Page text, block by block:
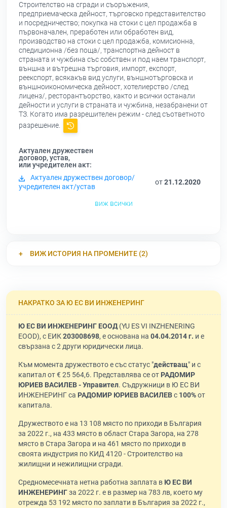
Строителство на сгради и съоръжения,
предприемаческа дейност, търговско представителство
и посредничество; покупка на стоки с цел продажба в
първоначален, преработен или обработен вид,
производство на стоки с цел продажба, комисионна,
спедиционна /без поща/, транспортна дейност в
страната и чужбина със собствен и под наем транспорт,
външна и вътрешна търговия, импорт, експорт,
реекспорт, всякакъв вид услуги, външнотърговска и
външноикономическа дейност, хотелиерство /след
лиценз/, ресторантъорство, както и всички останали
дейности и услуги в страната и чужбина, незабранени от
ТЗ. Когато има разрешителен режим - след съответното
разрешение.
Актуален дружествен
договор, устав,
или учредителен акт:
Актуален дружествен договор/
учредителен акт/устав
от21.12.2020
виж всички
ВИЖ ИСТОРИЯ НА ПРОМЕНИТЕ (2)
НАКРАТКО ЗА Ю ЕС ВИ ИНЖЕНЕРИНГ
Ю ЕС ВИ ИНЖЕНЕРИНГ ЕООД(YU ES VI INZHENERING
EOOD), с ЕИК203008698, е основана на 04.04.2014 г. и е
свързана с 2 други юридически лица.
Към момента дружеството е със статус "действащ" и с
капитал от € 25 564,6. Представлява се от РАДОМИР
ЮРИЕВ ВАСИЛЕВ - Управител. Съдружници в Ю ЕС ВИ
ИНЖЕНЕРИНГ са РАДОМИР ЮРИЕВ ВАСИЛЕВс 100%от
капитала.
Дружеството е на 13 108 място по приходи в България
за 2022 г., на 433 място в област Стара Загора, на 278
място в Стара Загора и на 461 място по приходи в
своята индустрия по КИД 4120 - Строителство на
жилищни и нежилищни сгради.
Средномесечната нетна работна заплата в Ю ЕС ВИ
ИНЖЕНЕРИНГза 2022 г. е в размер на 783 лв, което му
отрежда 53 192 място по заплати в България за 2022 г.,